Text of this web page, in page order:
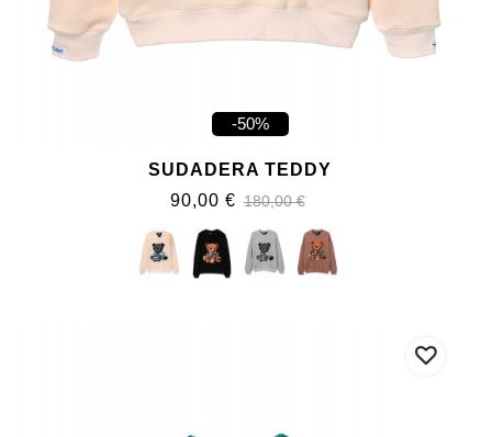
-50%
SUDADERA TEDDY
90,00 € 180,00 €